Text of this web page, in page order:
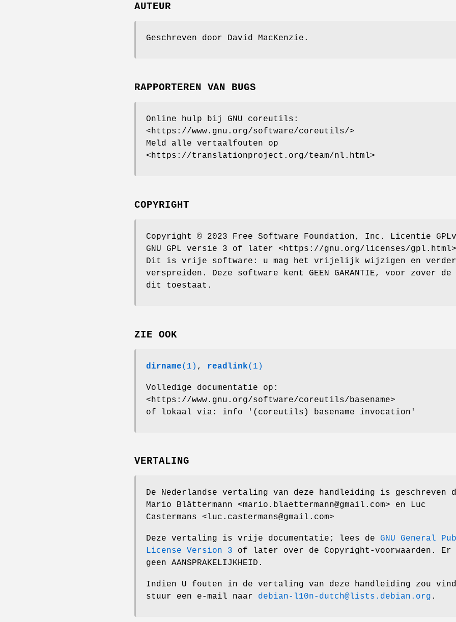
AUTEUR
Geschreven door David MacKenzie.
RAPPORTEREN VAN BUGS
Online hulp bij GNU coreutils:
<https://www.gnu.org/software/coreutils/>
Meld alle vertaalfouten op
<https://translationproject.org/team/nl.html>
COPYRIGHT
Copyright © 2023 Free Software Foundation, Inc. Licentie
GNU GPL versie 3 of later <https://gnu.org/licenses/
Dit is vrije software: u mag het vrijelijk wijzigen en verder
verspreiden. Deze software kent GEEN GARANTIE, voor zover de
dit toestaat.
ZIE OOK
dirname(1) , readlink(1)
Volledige documentatie op:
<https://www.gnu.org/software/coreutils/basename>
of lokaal via: info '(coreutils) basename invocation'
VERTALING
De Nederlandse vertaling van deze handleiding is geschreven
Mario Blättermann <mario.blaettermann@gmail.com> en Luc
Castermans <luc.castermans@gmail.com>
Deze vertaling is vrije documentatie; lees de GNU General
License Version 3 of later over de Copyright-voorwaarden.
geen AANSPRAKELIJKHEID.
Indien U fouten in de vertaling van deze handleiding zou
stuur een e-mail naar debian-l10n-dutch@lists.debian.org .